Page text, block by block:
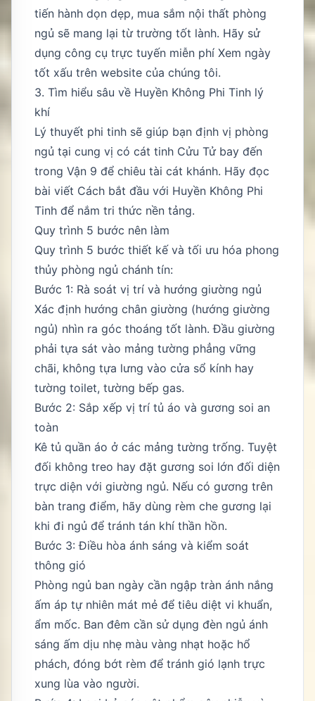
tiến hành dọn dẹp, mua sắm nội thất phòng
ngủ sẽ mang lại từ trường tốt lành. Hãy sử
dụng công cụ trực tuyến miễn phí Xem ngày
tốt xấu trên website của chúng tôi.
3. Tìm hiểu sâu về Huyền Không Phi Tinh lý
khí
Lý thuyết phi tinh sẽ giúp bạn định vị phòng
ngủ tại cung vị có cát tinh Cửu Tử bay đến
trong Vận 9 để chiêu tài cát khánh. Hãy đọc
bài viết Cách bắt đầu với Huyền Không Phi
Tinh để nắm tri thức nền tảng.
Quy trình 5 bước nên làm
Quy trình 5 bước thiết kế và tối ưu hóa phong
thủy phòng ngủ chánh tín:
Bước 1: Rà soát vị trí và hướng giường ngủ
Xác định hướng chân giường (hướng giường
ngủ) nhìn ra góc thoáng tốt lành. Đầu giường
phải tựa sát vào mảng tường phẳng vững
chãi, không tựa lưng vào cửa sổ kính hay
tường toilet, tường bếp gas.
Bước 2: Sắp xếp vị trí tủ áo và gương soi an
toàn
Kê tủ quần áo ở các mảng tường trống. Tuyệt
đối không treo hay đặt gương soi lớn đối diện
trực diện với giường ngủ. Nếu có gương trên
bàn trang điểm, hãy dùng rèm che gương lại
khi đi ngủ để tránh tán khí thần hồn.
Bước 3: Điều hòa ánh sáng và kiểm soát
thông gió
Phòng ngủ ban ngày cần ngập tràn ánh nắng
ấm áp tự nhiên mát mẻ để tiêu diệt vi khuẩn,
ẩm mốc. Ban đêm cần sử dụng đèn ngủ ánh
sáng ấm dịu nhẹ màu vàng nhạt hoặc hổ
phách, đóng bớt rèm để tránh gió lạnh trực
xung lùa vào người.